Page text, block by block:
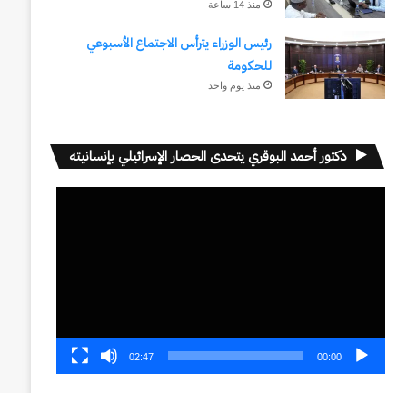
منذ 14 ساعة
رئيس الوزراء يترأس الاجتماع الأسبوعي
للحكومة
منذ يوم واحد
دكتور أحمد البوقري يتحدى الحصار الإسرائيلي بإنسانيته
00:00
02:47